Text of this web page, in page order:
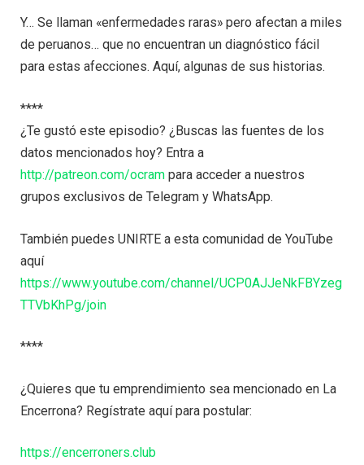
Y… Se llaman «enfermedades raras» pero afectan a miles
de peruanos… que no encuentran un diagnóstico fácil
para estas afecciones. Aquí, algunas de sus historias.
****
¿Te gustó este episodio? ¿Buscas las fuentes de los
datos mencionados hoy? Entra a
http://patreon.com/ocram para acceder a nuestros
grupos exclusivos de Telegram y WhatsApp.
También puedes UNIRTE a esta comunidad de YouTube
aquí
https://www.youtube.com/channel/UCP0AJJeNkFBYzeg
TTVbKhPg/join
****
¿Quieres que tu emprendimiento sea mencionado en La
Encerrona? Regístrate aquí para postular:
https://encerroners.club